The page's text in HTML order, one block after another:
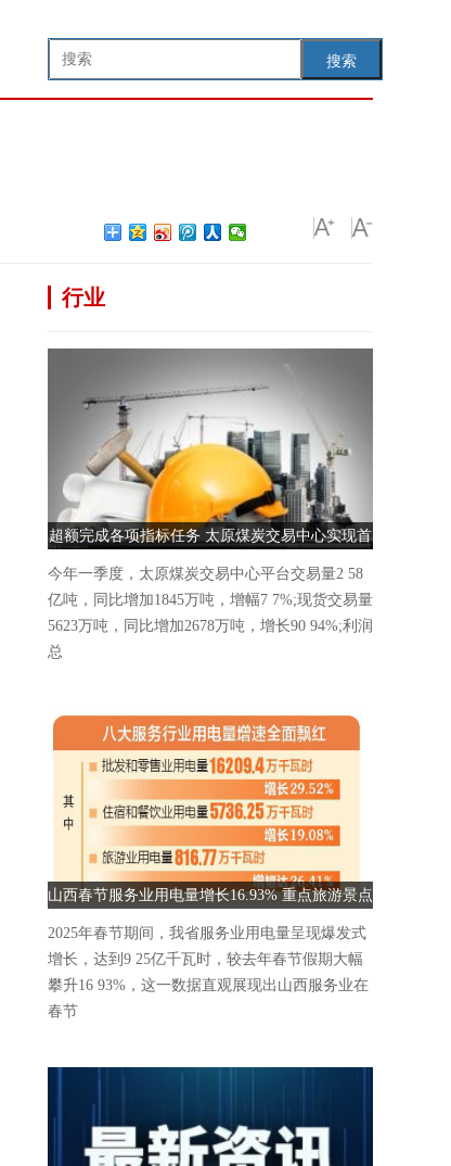
搜索
行业
超额完成各项指标任务 太原煤炭交易中心实现首
季“开门红”
今年一季度，太原煤炭交易中心平台交易量2 58
亿吨，同比增加1845万吨，增幅7 7%;现货交易量
5623万吨，同比增加2678万吨，增长90 94%;利润
总
山西春节服务业用电量增长16.93% 重点旅游景点
人气爆棚
2025年春节期间，我省服务业用电量呈现爆发式
增长，达到9 25亿千瓦时，较去年春节假期大幅
攀升16 93%，这一数据直观展现出山西服务业在
春节